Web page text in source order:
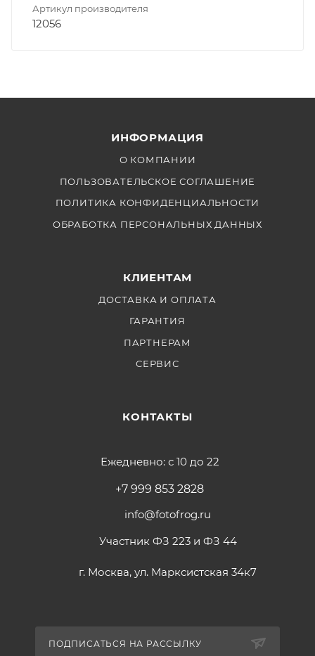
Артикул производителя
12056
ИНФОРМАЦИЯ
О КОМПАНИИ
ПОЛЬЗОВАТЕЛЬСКОЕ СОГЛАШЕНИЕ
ПОЛИТИКА КОНФИДЕНЦИАЛЬНОСТИ
ОБРАБОТКА ПЕРСОНАЛЬНЫХ ДАННЫХ
КЛИЕНТАМ
ДОСТАВКА И ОПЛАТА
ГАРАНТИЯ
ПАРТНЕРАМ
СЕРВИС
КОНТАКТЫ
Ежедневно: с 10 до 22
+7 999 853 2828
info@fotofrog.ru
Участник ФЗ 223 и ФЗ 44
г. Москва, ул. Марксистская 34к7
ПОДПИСАТЬСЯ НА РАССЫЛКУ